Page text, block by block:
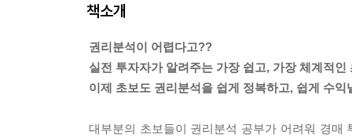
책소개
권리분석이 어렵다고??
실전 투자자가 알려주는 가장 쉽고, 가장 체계적인
이제 초보도 권리분석을 쉽게 정복하고, 쉽게 수익
대부분의 초보들이 권리분석 공부가 어려워 경매